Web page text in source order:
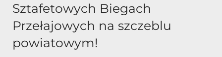
Sztafetowych Biegach
Przełajowych na szczeblu
powiatowym!